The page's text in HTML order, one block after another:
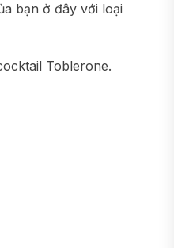
bạn ở đây với loại
Toblerone.